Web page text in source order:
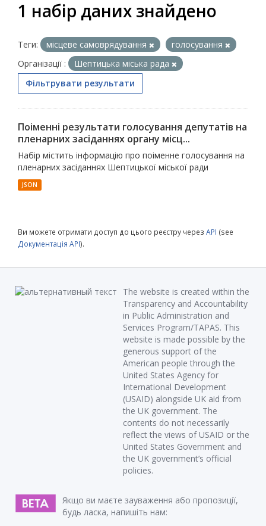
1 набір даних знайдено
Теги: місцеве самоврядування
голосування
Організації :
Шептицька міська рада
Фільтрувати результати
Поіменні результати голосування депутатів на
пленарних засіданнях органу місц...
Набір містить інформацію про поіменне голосування на
пленарних засіданнях Шептицької міської ради
JSON
Ви можете отримати доступ до цього реєстру через API (see
Документація API).
The website is created within the
Transparency and Accountability
in Public Administration and
Services Program/TAPAS. This
website is made possible by the
generous support of the
American people through the
United States Agency for
International Development
(USAID) alongside UK aid from
the UK government. The
contents do not necessarily
reflect the views of USAID or the
United States Government and
the UK government’s official
policies.
Якщо ви маєте зауваження або пропозиції,
будь ласка, напишіть нам: